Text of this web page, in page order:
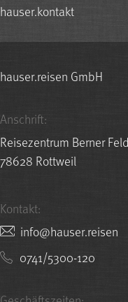
hauser.kontakt
hauser.reisen GmbH
Anschrift:
Reisezentrum Berner Feld
78628 Rottweil
Kontakt:
nesier.resuah@ofni
0741/5300-120